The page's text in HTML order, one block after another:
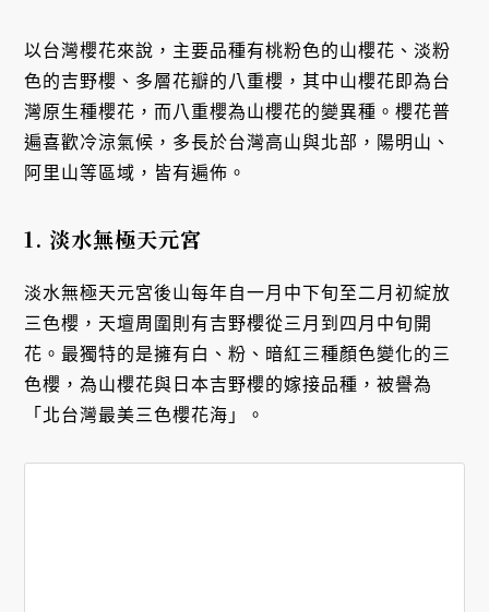
以台灣櫻花來說，主要品種有桃粉色的山櫻花、淡粉
色的吉野櫻、多層花瓣的八重櫻，其中山櫻花即為台
灣原生種櫻花，而八重櫻為山櫻花的變異種。櫻花普
遍喜歡冷涼氣候，多長於台灣高山與北部，陽明山、
阿里山等區域，皆有遍佈。
1. 淡水無極天元宮
淡水無極天元宮後山每年自一月中下旬至二月初綻放
三色櫻，天壇周圍則有吉野櫻從三月到四月中旬開
花。最獨特的是擁有白、粉、暗紅三種顏色變化的三
色櫻，為山櫻花與日本吉野櫻的嫁接品種，被譽為
「北台灣最美三色櫻花海」。